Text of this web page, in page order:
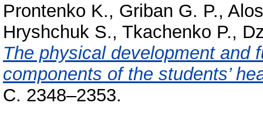
Prontenko K., Griban G. P.,
Hryshchuk S., Tkachenko P.,
The physical development and
components of the students’
С. 2348–2353.